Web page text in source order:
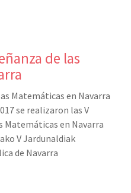
de las
Matemáticas en Navarra
se realizaron las V
Matemáticas en Navarra
V Jardunaldiak
de Navarra